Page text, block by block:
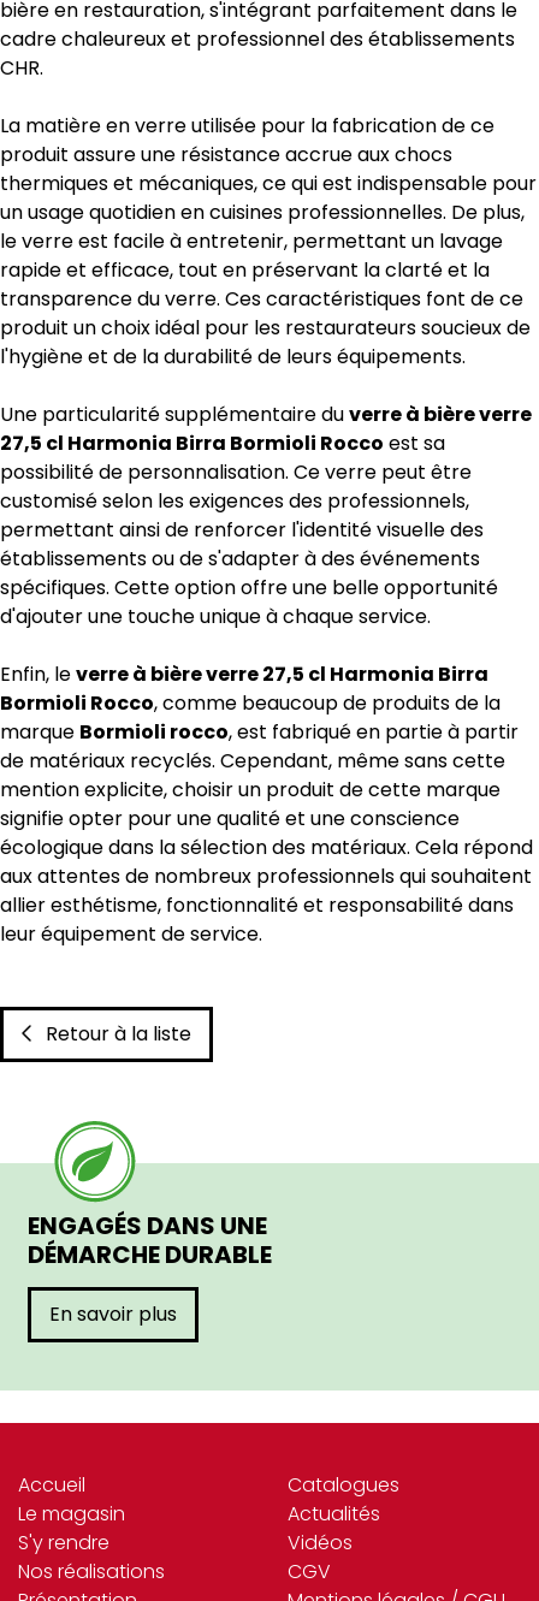
bière en restauration, s'intégrant parfaitement dans le
cadre chaleureux et professionnel des établissements
CHR.
La matière en verre utilisée pour la fabrication de ce
produit assure une résistance accrue aux chocs
thermiques et mécaniques, ce qui est indispensable pour
un usage quotidien en cuisines professionnelles. De plus,
le verre est facile à entretenir, permettant un lavage
rapide et efficace, tout en préservant la clarté et la
transparence du verre. Ces caractéristiques font de ce
produit un choix idéal pour les restaurateurs soucieux de
l'hygiène et de la durabilité de leurs équipements.
Une particularité supplémentaire duverre à bière verre
27,5 cl Harmonia Birra Bormioli Rocco est sa
possibilité de personnalisation. Ce verre peut être
customisé selon les exigences des professionnels,
permettant ainsi de renforcer l'identité visuelle des
établissements ou de s'adapter à des événements
spécifiques. Cette option offre une belle opportunité
d'ajouter une touche unique à chaque service.
Enfin, leverre à bière verre 27,5 cl Harmonia Birra
Bormioli Rocco, comme beaucoup de produits de la
marque Bormioli rocco, est fabriqué en partie à partir
de matériaux recyclés. Cependant, même sans cette
mention explicite, choisir un produit de cette marque
signifie opter pour une qualité et une conscience
écologique dans la sélection des matériaux. Cela répond
aux attentes de nombreux professionnels qui souhaitent
allier esthétisme, fonctionnalité et responsabilité dans
leur équipement de service.
Retour à la liste
ENGAGÉS DANS UNE
DÉMARCHE DURABLE
En savoir plus
Accueil
Le magasin
S'y rendre
Nos réalisations
Catalogues
Actualités
Vidéos
CGV